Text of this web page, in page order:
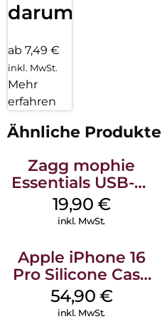
darum!
ab 7,49 €
inkl. MwSt.
Mehr
erfahren
Ähnliche Produkte
Zagg mophie
Essentials USB-C-
20W Charger PD
Weiß
19,90 €
inkl. MwSt.
Apple iPhone 16
Pro Silicone Case
MagSafe Black
54,90 €
inkl. MwSt.